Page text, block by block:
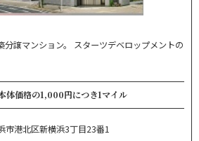
分譲マンション。 スターツデベロップメントの
体価格の1,000円につき1マイル
市港北区新横浜3丁目23番1